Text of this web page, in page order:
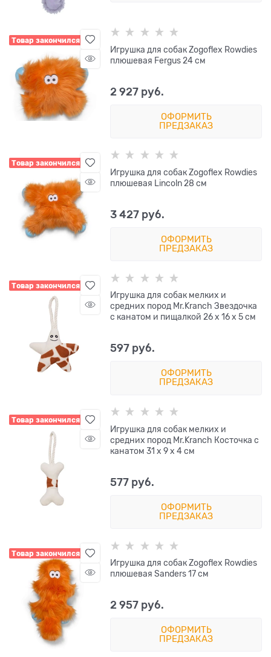
Товар закончился
Игрушка для собак Zogoflex Rowdies
плюшевая Fergus 24 см
2 927 руб.
ОФОРМИТЬ
ПРЕДЗАКАЗ
Товар закончился
Игрушка для собак Zogoflex Rowdies
плюшевая Lincoln 28 см
3 427 руб.
ОФОРМИТЬ
ПРЕДЗАКАЗ
Товар закончился
Игрушка для собак мелких и
средних пород Mr.Kranch Звездочка
с канатом и пищалкой 26 х 16 х 5 см
597 руб.
ОФОРМИТЬ
ПРЕДЗАКАЗ
Товар закончился
Игрушка для собак мелких и
средних пород Mr.Kranch Косточка с
канатом 31 х 9 х 4 см
577 руб.
ОФОРМИТЬ
ПРЕДЗАКАЗ
Товар закончился
Игрушка для собак Zogoflex Rowdies
плюшевая Sanders 17 см
2 957 руб.
ОФОРМИТЬ
ПРЕДЗАКАЗ